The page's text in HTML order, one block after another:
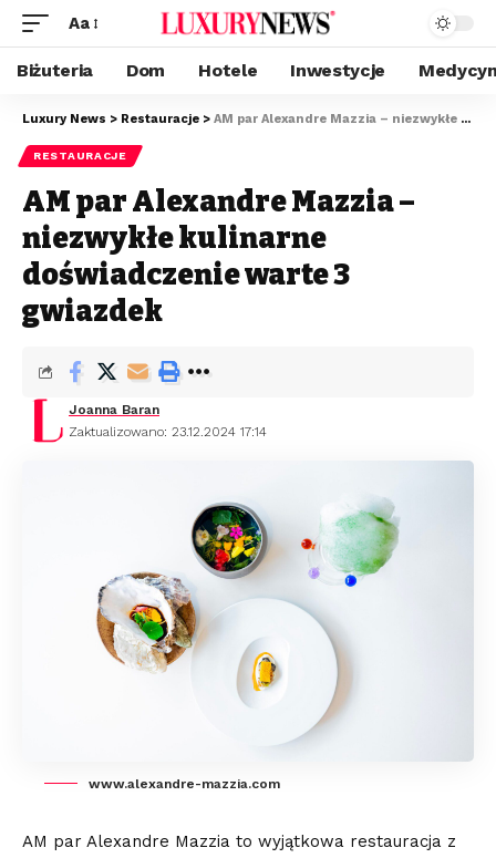
Aa
Biżuteria Dom Hotele Inwestycje
Luxury News > Restauracje > AM par Alexandre Mazzia – niezwykłe kulinarne doświadczenie warte 3 gwiazdek
RESTAURACJE
AM par Alexandre Mazzia –
niezwykłe kulinarne
doświadczenie warte 3
gwiazdek
Zaktualizowano: 23.12.2024 17:14
Joanna Baran
www.alexandre-mazzia.com
AM par Alexandre Mazzia to wyjątkowa restauracja z